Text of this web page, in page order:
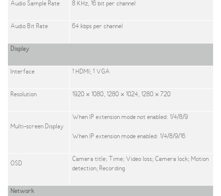
Audio Sample Rate 8 KHz, 16 bit per channel
Audio Bit Rate 64 kbps per channel
Display
Interface 1 HDMI; 1 VGA
Resolution 1920 × 1080, 1280 × 1024, 1280 × 720
Multi-screen Display
When IP extension mode not enabled: 1/4/8/9
When IP extension mode enabled: 1/4/8/9/16
OSD
Camera title; Time; Video loss; Camera lock; Motion
detection; Recording
Network